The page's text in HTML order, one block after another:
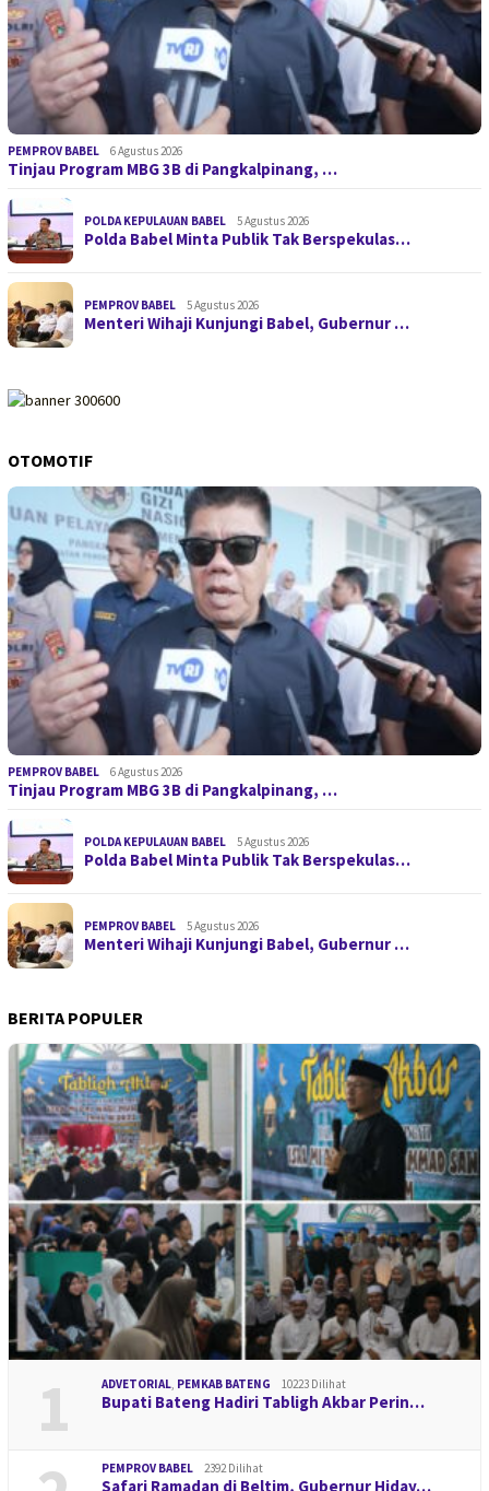
PEMPROV BABEL 6 Agustus 2026
Tinjau Program MBG 3B di Pangkalpinang, …
POLDA KEPULAUAN BABEL 5 Agustus 2026
Polda Babel Minta Publik Tak Berspekulas…
PEMPROV BABEL 5 Agustus 2026
Menteri Wihaji Kunjungi Babel, Gubernur …
OTOMOTIF
PEMPROV BABEL 6 Agustus 2026
Tinjau Program MBG 3B di Pangkalpinang, …
POLDA KEPULAUAN BABEL 5 Agustus 2026
Polda Babel Minta Publik Tak Berspekulas…
PEMPROV BABEL 5 Agustus 2026
Menteri Wihaji Kunjungi Babel, Gubernur …
BERITA POPULER
1 ADVETORIAL, PEMKAB BATENG 10223 Dilihat
Bupati Bateng Hadiri Tabligh Akbar Perin…
PEMPROV BABEL 2392 Dilihat
Safari Ramadan di Beltim, Gubernur Hiday…